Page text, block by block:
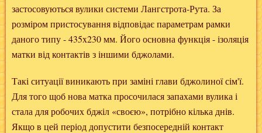
застосовуються вулики системи Лангстрота-Рута. За
розміром пристосування відповідає параметрам рамки
даного типу - 435x230 мм. Його основна функція - ізоляція
матки від контактів з іншими бджолами.
Такі ситуації виникають при заміні глави бджолиної сім'ї.
Для того щоб нова матка просочилася запахами вулика і
стала для робочих бджіл «своєю», потрібно кілька днів.
Якщо в цей період допустити безпосередній контакт